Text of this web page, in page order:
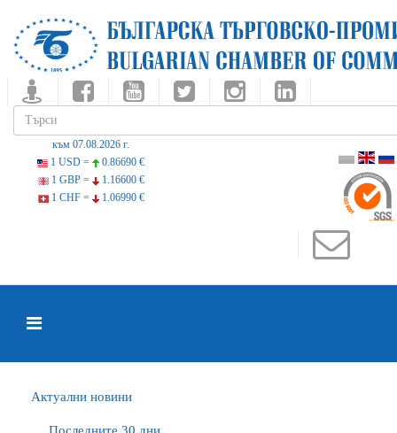
към 07.08.2026 г.
1 USD =
0.86690 €
1 GBP =
1.16600 €
1 CHF =
1.06990 €
Актуални новини